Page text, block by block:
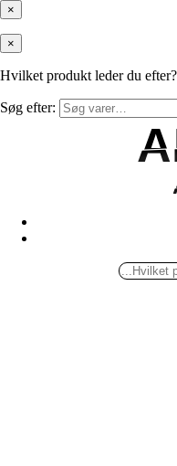
×
×
Hvilket produkt leder du efter?
Søg efter: